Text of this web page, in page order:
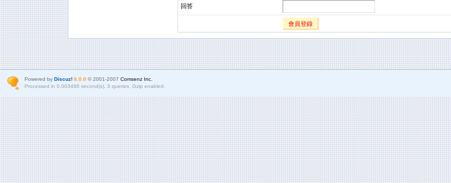
回答
會員登錄
Powered byDiscuz! 6.0.0 © 2001-2007Comsenz Inc.
Processed in 0.003496 second(s), 3 queries, Gzip enabled.